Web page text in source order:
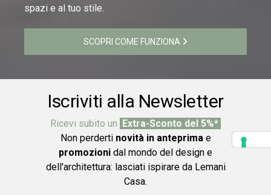
spazi e al tuo stile.
SCOPRI COME FUNZIONA
Iscriviti alla Newsletter
Ricevi subito un
Extra-Sconto del 5%*
Non perderti novità in anteprimae
promozioni dal mondo del design e
dell'architettura: lasciati ispirare da Lemani
Casa.